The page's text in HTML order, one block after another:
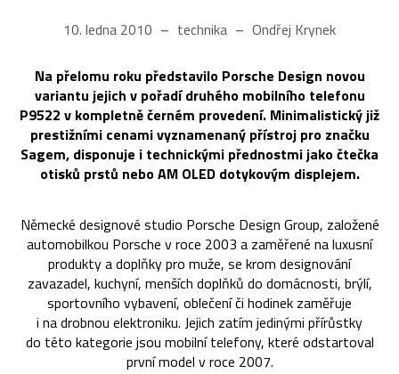
10. ledna 2010 technika Ondřej Krynek
Na přelomu roku představilo Porsche Design novou
variantu jejich v pořadí druhého mobilního telefonu
P9522 v kompletně černém provedení. Minimalistický již
prestižními cenami vyznamenaný přístroj pro značku
Sagem, disponuje i technickými přednostmi jako čtečka
otisků prstů nebo AM OLED dotykovým displejem.
Německé designové studio Porsche Design Group, založené
automobilkou Porsche v roce 2003 a zaměřené na luxusní
produkty a doplňky pro muže, se krom designování
zavazadel, kuchyní, menších doplňků do domácnosti, brýlí,
sportovního vybavení, oblečení či hodinek zaměřuje
i na drobnou elektroniku. Jejich zatím jedinými přírůstky
do této kategorie jsou mobilní telefony, které odstartoval
první model v roce 2007.